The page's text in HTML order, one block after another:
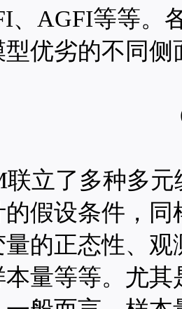
、AGFI等等。
型优劣的不同
联立了多种多
的假设条件，同
的正态性、
量等等。尤